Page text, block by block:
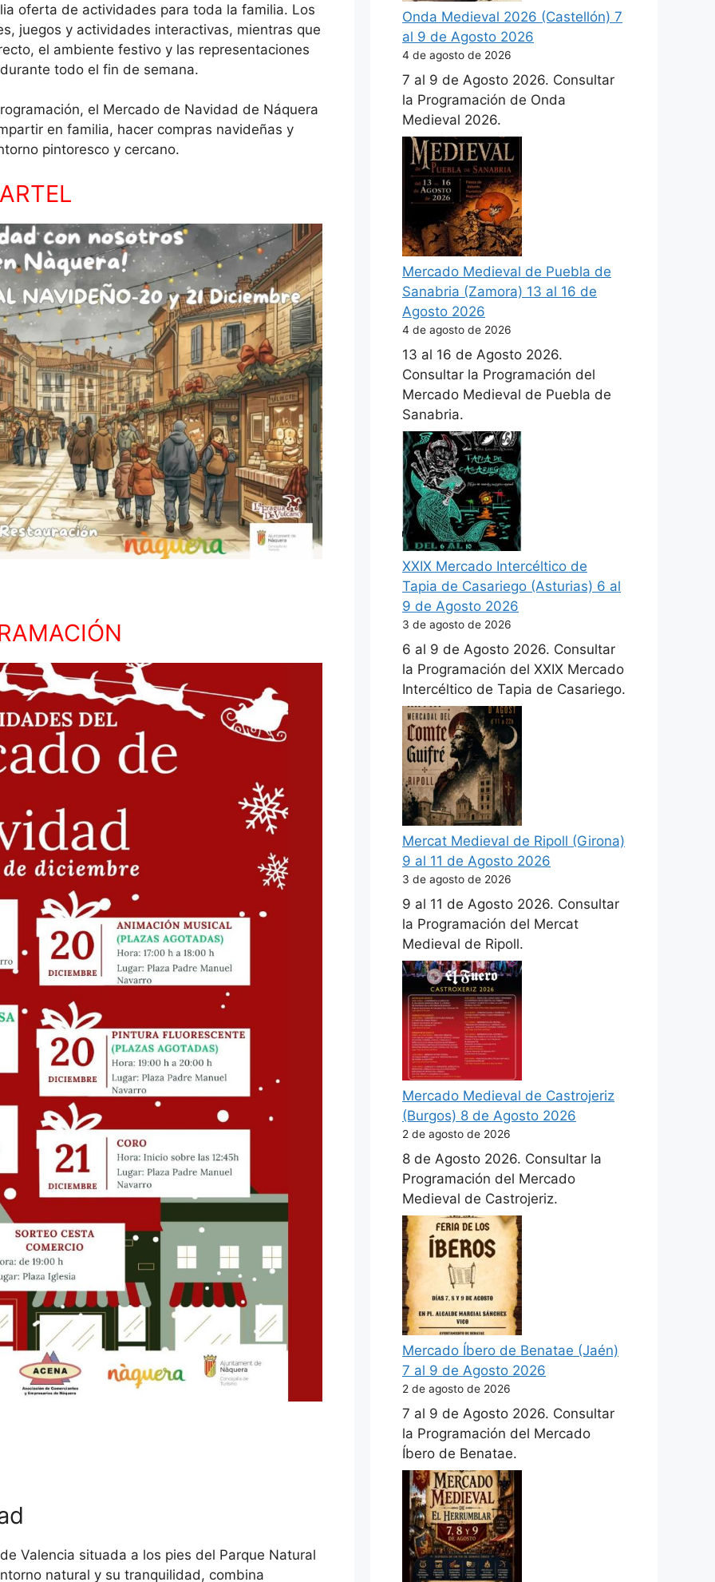
oferta de actividades para toda la familia. Los
juegos y actividades interactivas, mientras que
el ambiente festivo y las representaciones
todo el fin de semana.
el Mercado de Navidad de Náquera
en familia, hacer compras navideñas y
pintoresco y cercano.
Valencia situada a los pies del Parque Natural
natural y su tranquilidad, combina
Onda Medieval 2026 (Castellón) 7
al 9 de Agosto 2026
4 de agosto de 2026
7 al 9 de Agosto 2026. Consultar
la Programación de Onda
Medieval 2026.
Mercado Medieval de Puebla de
Sanabria (Zamora) 13 al 16 de
Agosto 2026
4 de agosto de 2026
13 al 16 de Agosto 2026.
Consultar la Programación del
Mercado Medieval de Puebla de
Sanabria.
XXIX Mercado Intercéltico de
Tapia de Casariego (Asturias) 6 al
9 de Agosto 2026
3 de agosto de 2026
6 al 9 de Agosto 2026. Consultar
la Programación del XXIX Mercado
Intercéltico de Tapia de Casariego.
Mercat Medieval de Ripoll (Girona)
9 al 11 de Agosto 2026
3 de agosto de 2026
9 al 11 de Agosto 2026. Consultar
la Programación del Mercat
Medieval de Ripoll.
Mercado Medieval de Castrojeriz
(Burgos) 8 de Agosto 2026
2 de agosto de 2026
8 de Agosto 2026. Consultar la
Programación del Mercado
Medieval de Castrojeriz.
Mercado Íbero de Benatae (Jaén)
7 al 9 de Agosto 2026
2 de agosto de 2026
7 al 9 de Agosto 2026. Consultar
la Programación del Mercado
Íbero de Benatae.